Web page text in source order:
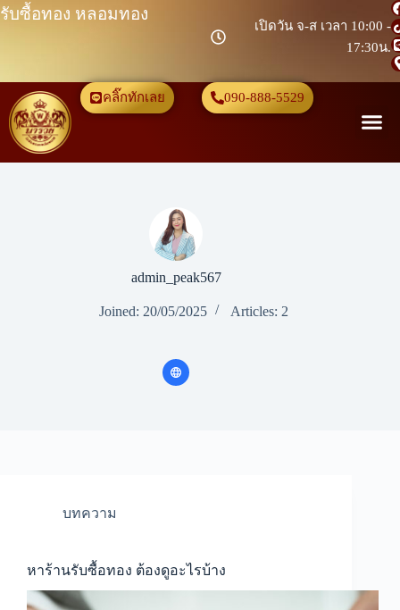
รับซื้อทอง หลอมทอง
เปิดวัน จ-ส เวลา 10:00 -
17:30น.
คลิ๊กทักเลย 090-888-5529
admin_peak567
Joined: 20/05/2025 Articles: 2
บทความ
หาร้านรับซื้อทอง ต้องดูอะไรบ้าง